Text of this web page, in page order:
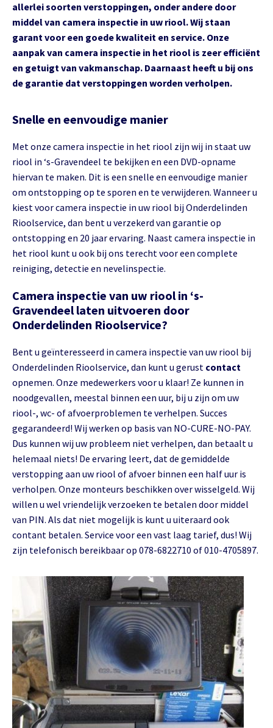
allerlei soorten verstoppingen, onder andere door
middel van camera inspectie in uw riool. Wij staan
garant voor een goede kwaliteit en service. Onze
aanpak van camera inspectie in het riool is zeer efficiënt
en getuigt van vakmanschap. Daarnaast heeft u bij ons
de garantie dat verstoppingen worden verholpen.
Snelle en eenvoudige manier
Met onze camera inspectie in het riool zijn wij in staat uw
riool in ‘s-Gravendeel te bekijken en een DVD-opname
hiervan te maken. Dit is een snelle en eenvoudige manier
om ontstopping op te sporen en te verwijderen. Wanneer u
kiest voor camera inspectie in uw riool bij Onderdelinden
Rioolservice, dan bent u verzekerd van garantie op
ontstopping en 20 jaar ervaring. Naast camera inspectie in
het riool kunt u ook bij ons terecht voor een complete
reiniging, detectie en nevelinspectie.
Camera inspectie van uw riool in ‘s-
Gravendeel laten uitvoeren door
Onderdelinden Rioolservice?
Bent u geïnteresseerd in camera inspectie van uw riool bij
Onderdelinden Rioolservice, dan kunt u gerust contact
opnemen. Onze medewerkers voor u klaar! Ze kunnen in
noodgevallen, meestal binnen een uur, bij u zijn om uw
riool-, wc- of afvoerproblemen te verhelpen. Succes
gegarandeerd! Wij werken op basis van NO-CURE-NO-PAY.
Dus kunnen wij uw probleem niet verhelpen, dan betaalt u
helemaal niets! De ervaring leert, dat de gemiddelde
verstopping aan uw riool of afvoer binnen een half uur is
verholpen. Onze monteurs beschikken over wisselgeld. Wij
willen u wel vriendelijk verzoeken te betalen door middel
van PIN. Als dat niet mogelijk is kunt u uiteraard ook
contant betalen. Service voor een vast laag tarief, dus! Wij
zijn telefonisch bereikbaar op 078-6822710 of 010-4705897.